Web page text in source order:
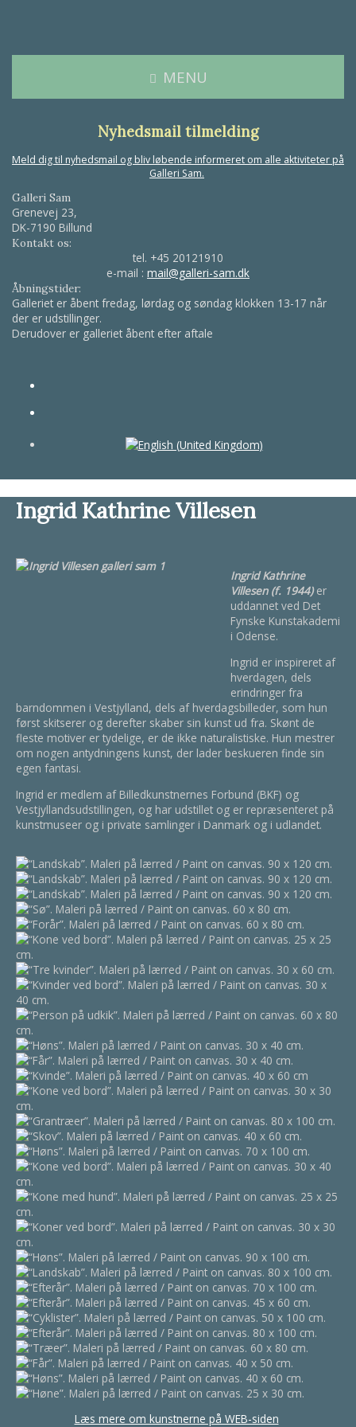
MENU
Nyhedsmail tilmelding
Meld dig til nyhedsmail og bliv løbende informeret om alle aktiviteter på
Galleri Sam.
Galleri Sam
Grenevej 23,
DK-7190 Billund
Kontakt os:
tel. +45 20121910
e-mail : mail@galleri-sam.dk
Åbningstider:
Galleriet er åbent fredag, lørdag og søndag klokken 13-17 når
der er udstillinger.
Derudover er galleriet åbent efter aftale
Ingrid Kathrine Villesen
Ingrid Kathrine
Villesen (f. 1944)er
uddannet ved Det
Fynske Kunstakademi
i Odense.
Ingrid er inspireret af
hverdagen, dels
erindringer fra
barndommen i Vestjylland, dels af hverdagsbilleder, som hun
først skitserer og derefter skaber sin kunst ud fra. Skønt de
fleste motiver er tydelige, er de ikke naturalistiske. Hun mestrer
om nogen antydningens kunst, der lader beskueren finde sin
egen fantasi.
Ingrid er medlem af Billedkunstnernes Forbund (BKF) og
Vestjyllandsudstillingen, og har udstillet og er repræsenteret på
kunstmuseer og i private samlinger i Danmark og i udlandet.
Læs mere om kunstnerne på WEB-siden